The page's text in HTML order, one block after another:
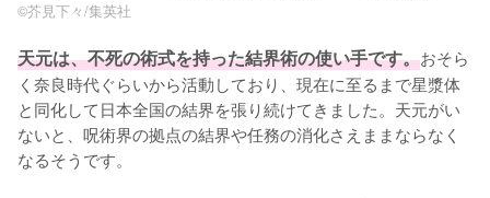
©︎芥見下々/集英社
天元は、不死の術式を持った結界術の使い手です。おそら
く奈良時代ぐらいから活動しており、現在に至るまで星漿体
と同化して日本全国の結界を張り続けてきました。天元がい
ないと、呪術界の拠点の結界や任務の消化さえままならなく
なるそうです。